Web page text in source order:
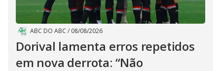
ABC DO ABC / 08/08/2026
Dorival lamenta erros repetidos
em nova derrota: “Não